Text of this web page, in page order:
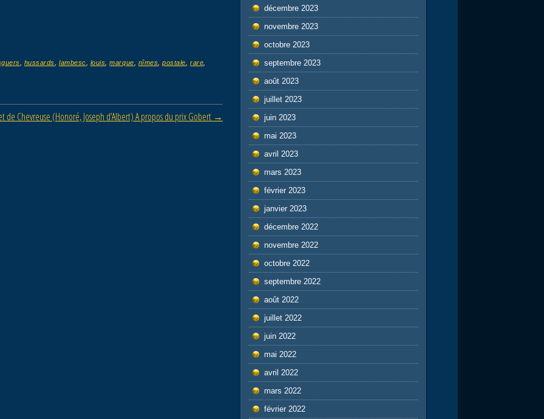
hussards lambesc louis ,marque nîmes ,postale ,rare
de Chevreuse (Honoré, Joseph d’Albert) A propos du prix Gobert →
décembre 2023
novembre 2023
octobre 2023
septembre 2023
août 2023
juillet 2023
juin 2023
mai 2023
avril 2023
mars 2023
février 2023
janvier 2023
décembre 2022
novembre 2022
octobre 2022
septembre 2022
août 2022
juillet 2022
juin 2022
mai 2022
avril 2022
mars 2022
février 2022